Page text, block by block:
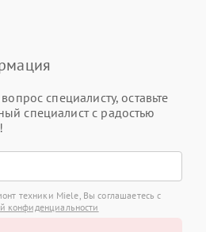
специалисту, оставьте
специалист с радостью
техники Miele, Вы соглашаетесь с
конфиденциальности